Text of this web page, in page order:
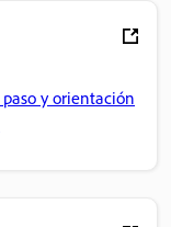
y orientación